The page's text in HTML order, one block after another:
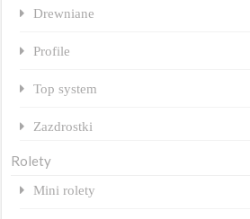
Drewniane
Profile
Top system
Zazdrostki
Rolety
Mini rolety